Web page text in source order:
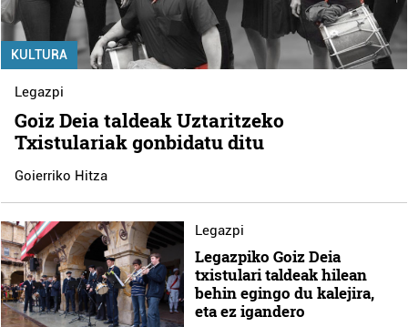
KULTURA
Legazpi
Goiz Deia taldeak Uztaritzeko
Txistulariak gonbidatu ditu
Goierriko Hitza
Legazpi
Legazpiko Goiz Deia
txistulari taldeak hilean
behin egingo du kalejira,
eta ez igandero